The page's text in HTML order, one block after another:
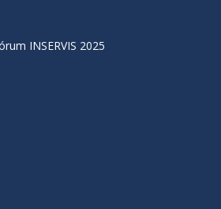
INSERVIS 2025